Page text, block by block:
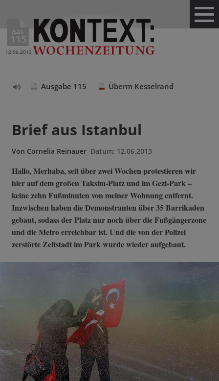
Ausg.
115
12.06.2013
Ausgabe 115 Überm Kesselrand
Brief aus Istanbul
Von Cornelia Reinauer Datum: 12.06.2013
Hallo, Merhaba, seit über zwei Wochen protestieren wir
hier auf dem großen Taksim-Platz und im Gezi-Park –
keine zehn Fußminuten von meiner Wohnung entfernt.
Inzwischen haben die Demonstranten über 35 Barrikaden
gebaut, sodass der Platz nur noch über die Fußgängerzone
und die Metro erreichbar ist. Und die von der Polizei
zerstörte Zeltstadt im Park wurde wieder aufgebaut.